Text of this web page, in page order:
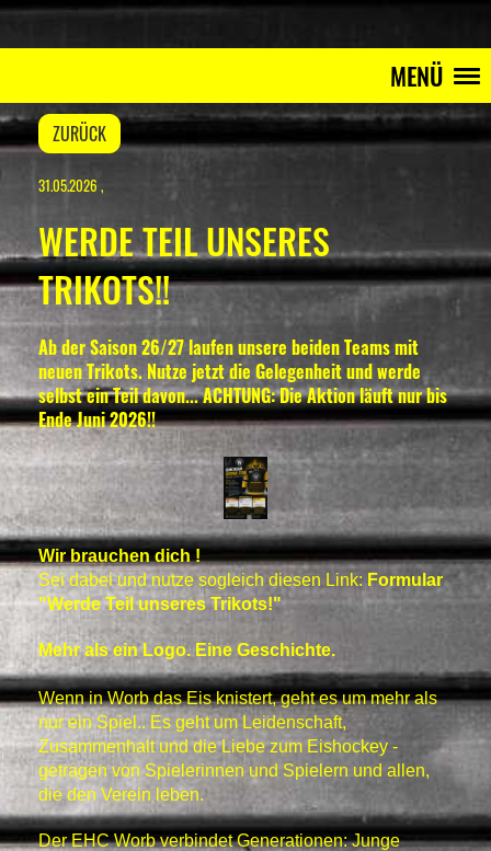
MENÜ
ZURÜCK
31.05.2026 ,
WERDE TEIL UNSERES
TRIKOTS!!
Ab der Saison 26/27 laufen unsere beiden Teams mit
neuen Trikots. Nutze jetzt die Gelegenheit und werde
selbst ein Teil davon... ACHTUNG: Die Aktion läuft nur bis
Ende Juni 2026!!
Wir brauchen dich !
Sei dabei und nutze sogleich diesen Link: Formular
"Werde Teil unseres Trikots!"
Mehr als ein Logo. Eine Geschichte.
Wenn in Worb das Eis knistert, geht es um mehr als
nur ein Spiel.. Es geht um Leidenschaft,
Zusammenhalt und die Liebe zum Eishockey -
getragen von Spielerinnen und Spielern und allen,
die den Verein leben.
Der EHC Worb verbindet Generationen: Junge